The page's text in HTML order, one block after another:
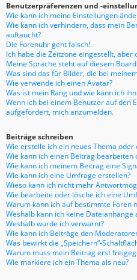
Benutzerpräferenzen und -
Wie kann ich meine Einstellungen
Wie kann ich verhindern, dass mein
auftaucht?
Die Forenuhr geht falsch!
Ich habe die Zeitzone eingestellt,
Meine Sprache steht auf diesem
Was sind das für Bilder, die bei
Wie verwende ich einen Avatar?
Was ist mein Rang und wie kann ich
Wenn ich bei einem Benutzer auf den
aufgefordert, mich anzumelden.
Beiträge schreiben
Wie erstelle ich ein neues Thema oder
Wie kann ich einen Beitrag bearbeiten
Wie kann ich meinem Beitrag eine
Wie kann ich eine Umfrage erstellen?
Wieso kann ich nicht mehr
Wie bearbeite oder lösche ich eine
Warum kann ich auf bestimmte Foren
Weshalb kann ich keine Dateianhänge
Weshalb wurde ich verwarnt?
Wie kann ich Beiträge den
Was bewirkt die „Speichern“-
Warum muss mein Beitrag erst
Wie markiere ich ein Thema als neu?